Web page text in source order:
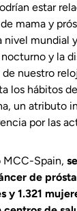
estar
mama y
nivel mundial
y la
nuestro
los hábitos
un atributo
por las
MCC-Spain,
de
y 1.321